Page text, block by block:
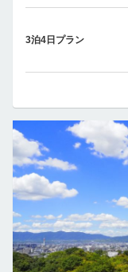
3泊4日プラン